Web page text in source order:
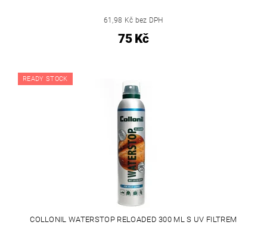
61,98 Kč bez DPH
75 Kč
READY STOCK
COLLONIL WATERSTOP RELOADED 300 ML S UV FILTREM